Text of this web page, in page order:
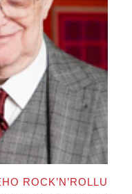
ROCK’N’ROLLU